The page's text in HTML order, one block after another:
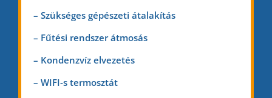
– Szükséges gépészeti átalakítás
– Fűtési rendszer átmosás
– Kondenzvíz elvezetés
– WIFI-s termosztát